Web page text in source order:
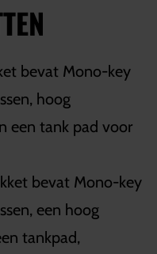
bevat Mono-key
hoog
een tank pad voor
bevat Mono-key
een hoog
tankpad,